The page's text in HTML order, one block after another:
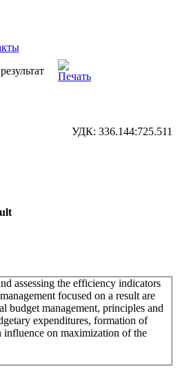
УДК: 336.144:725.511
assessing the efficiency indicators
focused on a result are
budget management, principles and
expenditures, formation of
on maximization of the